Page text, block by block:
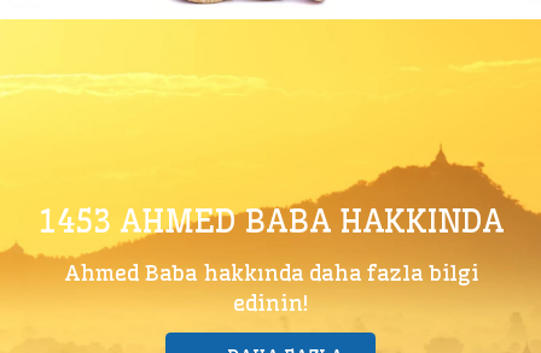
1453 AHMED BABA HAKKINDA
Ahmed Baba hakkında daha fazla bilgi
edinin!